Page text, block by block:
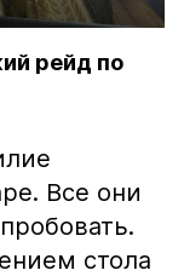
рейд по
Все они
стола